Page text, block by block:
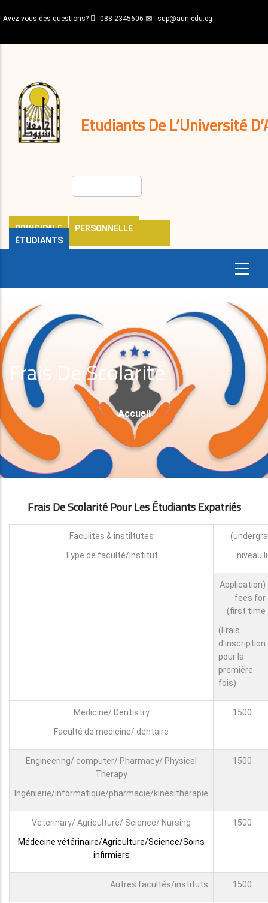
au
principal
Avez-vous des questions? 088-2345606 sup@aun.edu.eg
Etudiants De L’Université
PRINCIPALE
PERSONNELLE
ÉTUDIANTS
décisions
Expatriés
Journal
Frais De Scolarité
Fil
D'Ariane
Accueil
Frais De Scolarité Pour Les Étudiants ExpatriÉS
Faculites & instiltutes
Type de faculté/institut
niveau
(Application
fees for
first time)
(Frais
d'inscription
pour la
première
fois)
Medicine/ Dentistry
Faculté de medicine/ dentaire
1500
Engineering/ computer/ Pharmacy/ Physical
Therapy
Ingénierie/informatique/pharmacie/kinésithérapie
1500
Veterinary/ Agriculture/ Science/ Nursing
Médecine vétérinaire/Agriculture/Science/Soins
infirmiers
1500
Autres facultés/instituts 1500